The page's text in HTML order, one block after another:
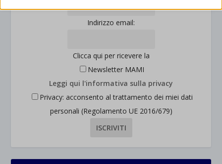
Indirizzo email:
Clicca qui per ricevere la
Newsletter MAMI
Leggi qui l'informativa sulla privacy
Privacy: acconsento al trattamento dei miei dati
personali (Regolamento UE 2016/679)
interagiscono con il nostro sito web.
Mostra dettagli
jetpackState[message]
Questa categoria include tutti i cookie, i domini e i servizi che non
rientrano nelle altre categorie specifiche o che non sono stati
et-saved-post*